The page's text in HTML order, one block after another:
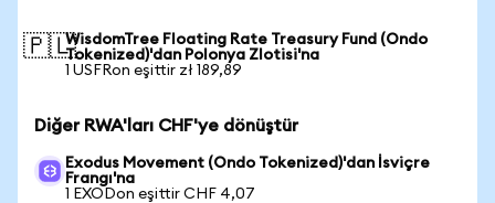
🇵🇱WisdomTree Floating Rate Treasury Fund (Ondo
Tokenized)'dan Polonya Zlotisi'na
1 USFRon eşittir zł 189,89
Diğer RWA'ları CHF'ye dönüştür
Exodus Movement (Ondo Tokenized)'dan İsviçre
Frangı'na
1 EXODon eşittir CHF 4,07